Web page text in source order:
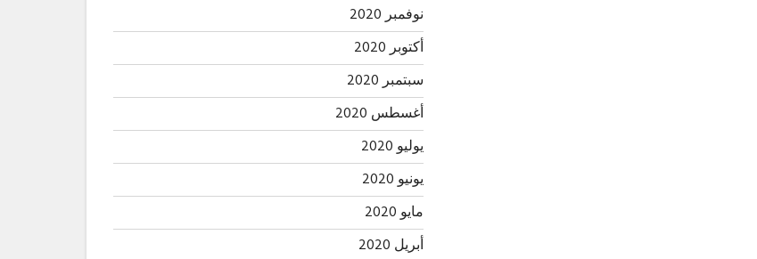
نوفمبر 2020
أكتوبر 2020
سبتمبر 2020
أغسطس 2020
يوليو 2020
يونيو 2020
مايو 2020
أبريل 2020